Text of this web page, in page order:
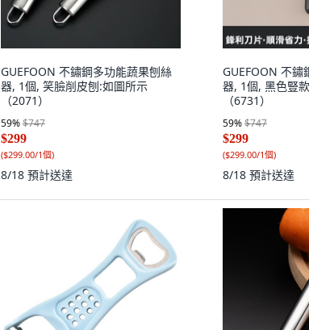
GUEFOON 不鏽鋼多功能蔬果刨絲
器, 1個, 笑臉削皮刨:如圖所示
（2071）
59%$747
$299
($299.00/1個)
8/18 預計送達
GUEFOON 不
器, 1個, 黑色豎
（6731）
59%$747
$299
($299.00/1個)
8/18 預計送達